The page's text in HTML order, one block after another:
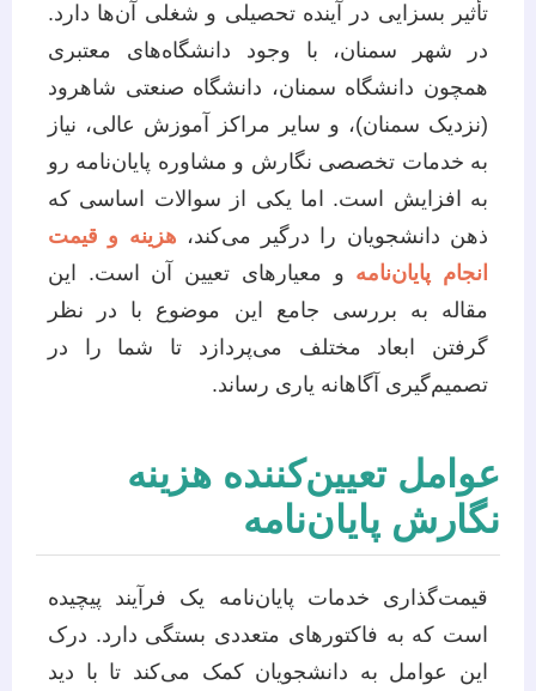
تأثیر بسزایی در آینده تحصیلی و شغلی آن‌ها دارد.
در شهر سمنان، با وجود دانشگاه‌های معتبری
همچون دانشگاه سمنان، دانشگاه صنعتی شاهرود
(نزدیک سمنان)، و سایر مراکز آموزش عالی، نیاز
به خدمات تخصصی نگارش و مشاوره پایان‌نامه رو
به افزایش است. اما یکی از سوالات اساسی که
ذهن دانشجویان را درگیر می‌کند، هزینه و قیمت
انجام پایان‌نامه و معیارهای تعیین آن است. این
مقاله به بررسی جامع این موضوع با در نظر
گرفتن ابعاد مختلف می‌پردازد تا شما را در
تصمیم‌گیری آگاهانه یاری رساند.
عوامل تعیین‌کننده هزینه
نگارش پایان‌نامه
قیمت‌گذاری خدمات پایان‌نامه یک فرآیند پیچیده
است که به فاکتورهای متعددی بستگی دارد. درک
این عوامل به دانشجویان کمک می‌کند تا با دید